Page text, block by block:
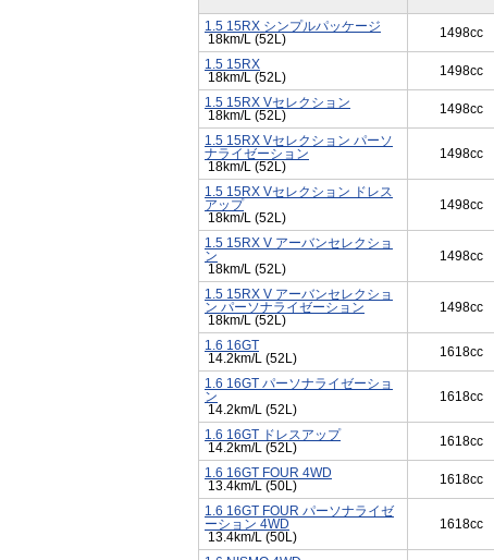
1.5 15RX シンプルパッケージ
18km/L (52L)
1498cc
1.5 15RX
18km/L (52L)
1498cc
1.5 15RX Vセレクション
18km/L (52L)
1498cc
1.5 15RX Vセレクション パーソ
ナライゼーション
18km/L (52L)
1498cc
1.5 15RX Vセレクション ドレス
アップ
18km/L (52L)
1498cc
1.5 15RX V アーバンセレクショ
ン
18km/L (52L)
1498cc
1.5 15RX V アーバンセレクショ
ン パーソナライゼーション
18km/L (52L)
1498cc
1.6 16GT
14.2km/L (52L)
1618cc
1.6 16GT パーソナライゼーショ
ン
14.2km/L (52L)
1618cc
1.6 16GT ドレスアップ
14.2km/L (52L)
1618cc
1.6 16GT FOUR 4WD
13.4km/L (50L)
1618cc
1.6 16GT FOUR パーソナライゼ
ーション 4WD
13.4km/L (50L)
1618cc